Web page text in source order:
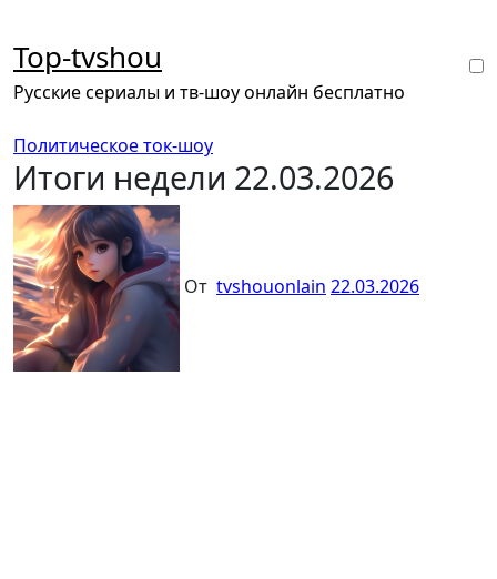
содержанию
Top-tvshou
Русские сериалы и тв-шоу онлайн бесплатно
Политическое ток-шоу
Итоги недели 22.03.2026
От tvshouonlain 22.03.2026